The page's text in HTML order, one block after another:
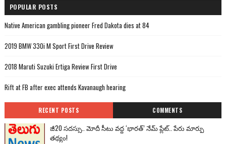
POPULAR POSTS
Native American gambling pioneer Fred Dakota dies at 84
2019 BMW 330i M Sport First Drive Review
2018 Maruti Suzuki Ertiga Review First Drive
Rift at FB after exec attends Kavanaugh hearing
RECENT POSTS COMMENTS
జీ20 సదస్సు.. మోదీ సీటు వద్ద ‘భారత్’ నేమ్ ప్లేట్‌.. పేరు మార్పు
తథ్యం!